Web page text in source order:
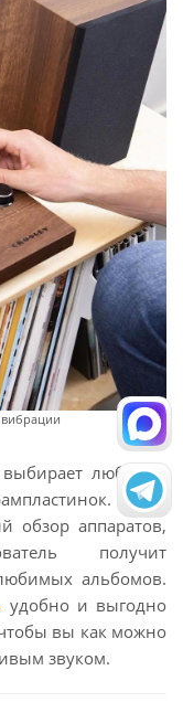
вибрации
любимое
Здесь
обзор аппаратов,
получит
альбомов.
удобно и выгодно
вы как можно
звуком.